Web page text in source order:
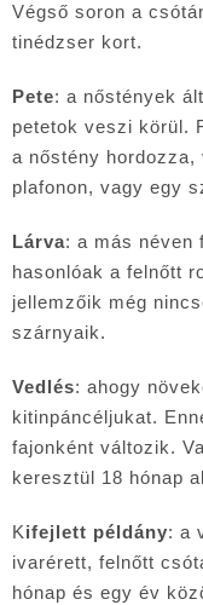
Végső soron a
tinédzser kort.
Pete: a nőstények
petetok veszi körül.
a nőstény hordozza,
plafonon, vagy egy
Lárva: a más néven
hasonlóak a felnőtt
jellemzőik még
szárnyaik.
Vedlés: ahogy
kitinpáncéljukat.
fajonként változik.
keresztül 18 hónap
Kifejlett példány: a
ivarérett, felnőtt
hónap és egy év